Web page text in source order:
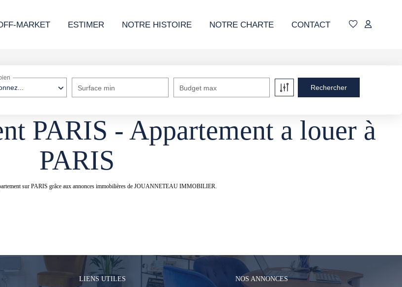
MARKET ESTIMER NOTRE HISTOIRE NOTRE CHARTE CONTACT
Surface min Budget max
PARIS - Appartement a louer à
PARIS
sur PARIS grâce aux annonces immobilières de JOUANNETEAU IMMOBILIER.
LIENS UTILES NOS ANNONCES